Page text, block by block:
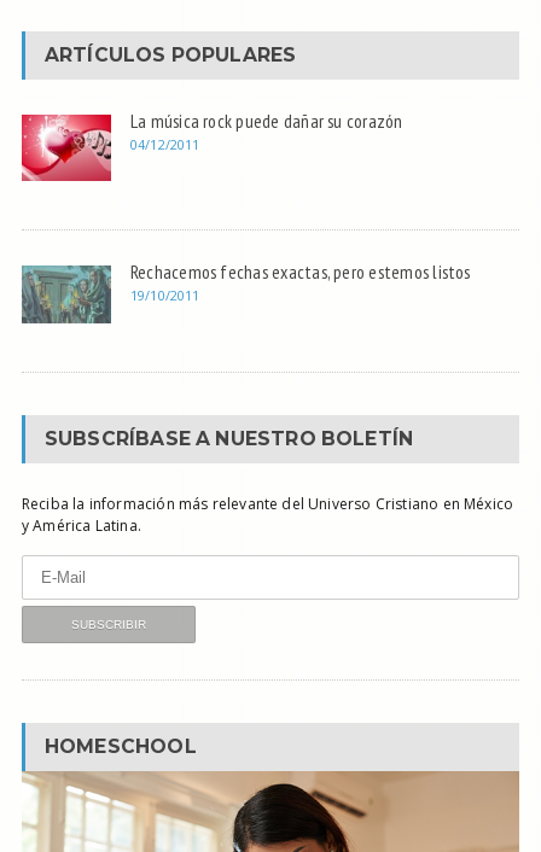
ARTÍCULOS POPULARES
La música rock puede dañar su corazón
04/12/2011
Rechacemos fechas exactas, pero estemos listos
19/10/2011
SUBSCRÍBASE A NUESTRO BOLETÍN
Reciba la información más relevante del Universo Cristiano en México
y América Latina.
HOMESCHOOL